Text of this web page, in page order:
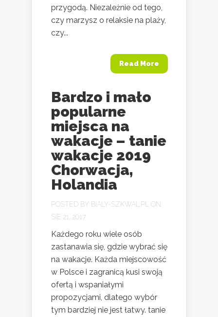
przygodą. Niezależnie od tego,
czy marzysz o relaksie na plaży,
czy...
Read More
Bardzo i mało
popularne
miejsca na
wakacje – tanie
wakacje 2019
Chorwacja,
Holandia
POSTED BY BIALY-SZKWAL.PL
ON
SIE 21, 2017
Każdego roku wiele osób
zastanawia się, gdzie wybrać się
na wakacje. Każda miejscowość
w Polsce i zagranicą kusi swoją
ofertą i wspaniałymi
propozycjami, dlatego wybór
tym bardziej nie jest łatwy. tanie